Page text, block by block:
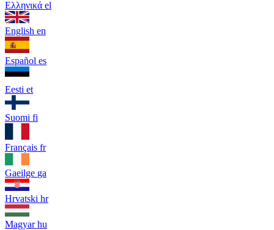
Ελληνικά el
English en
Español es
Eesti et
Suomi fi
Français fr
Gaeilge ga
Hrvatski hr
Magyar hu